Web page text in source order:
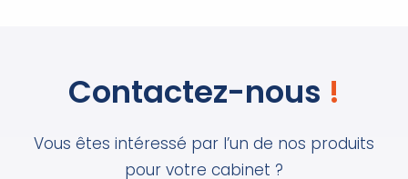
Contactez-nous !
Vous êtes intéressé par l’un de nos produits
pour votre cabinet ?